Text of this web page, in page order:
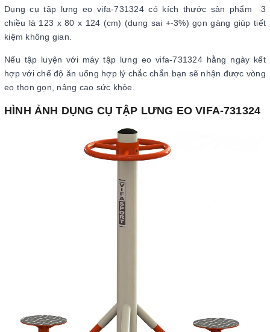
Dụng cụ tập lưng eo vifa-731324 có kích thước sản phẩm 3
chiều là 123 x 80 x 124 (cm) (dung sai +-3%) gọn gàng giúp tiết
kiệm không gian.
Nếu tập luyện với máy tập lưng eo vifa-731324 hằng ngày kết
hợp với chế độ ăn uống hợp lý chắc chắn bạn sẽ nhận được vòng
eo thon gọn, nâng cao sức khỏe.
HÌNH ẢNH DỤNG CỤ TẬP LƯNG EO VIFA-731324